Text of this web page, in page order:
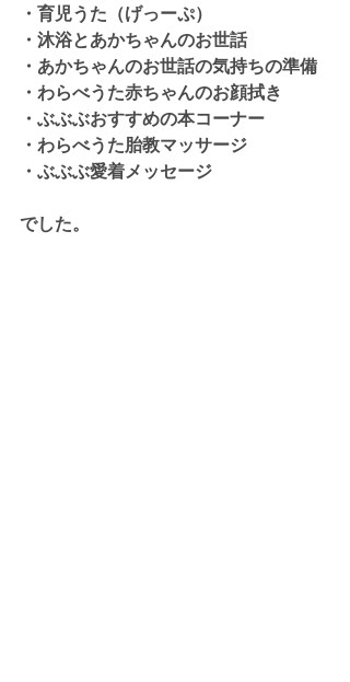
・育児うた（げっーぷ）
・沐浴とあかちゃんのお世話
・あかちゃんのお世話の気持ちの準備
・わらべうた赤ちゃんのお顔拭き
・ぶぶぶおすすめの本コーナー
・わらべうた胎教マッサージ
・ぶぶぶ愛着メッセージ
でした。